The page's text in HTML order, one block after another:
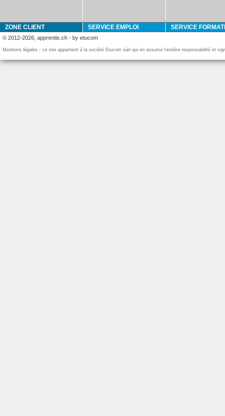
ZONE CLIENT SERVICE EMPLOI SERVICE
© 2012-2026, apprentis.ch - by etucom
Mentions légales : ce site appartient à la société Etucom sàrl qui en assume l’entière responsabilité et